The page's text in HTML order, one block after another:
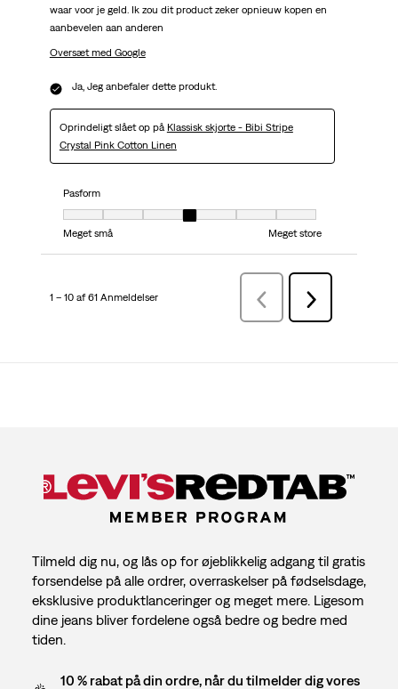
waar voor je geld. Ik zou dit product zeker opnieuw kopen en
aanbevelen aan anderen
Oversæt med Google
Ja, Jeg anbefaler dette produkt.
Oprindeligt slået op på Klassisk skjorte - Bibi Stripe
Crystal Pink Cotton Linen
Pasform
Pasform, 4 ud af 7, hvor 1 er lig med Meget små og 7 er lig med Meget
Meget små
Meget store
1 – 10 af 61 Anmeldelser ForrigeAnmeldelser
Næste
Anmeldelser
Tilmeld dig nu, og lås op for øjeblikkelig adgang til gratis
forsendelse på alle ordrer, overraskelser på fødselsdage,
eksklusive produktlanceringer og meget mere. Ligesom
dine jeans bliver fordelene også bedre og bedre med
tiden.
10 % rabat på din ordre, når du tilmelder dig vores